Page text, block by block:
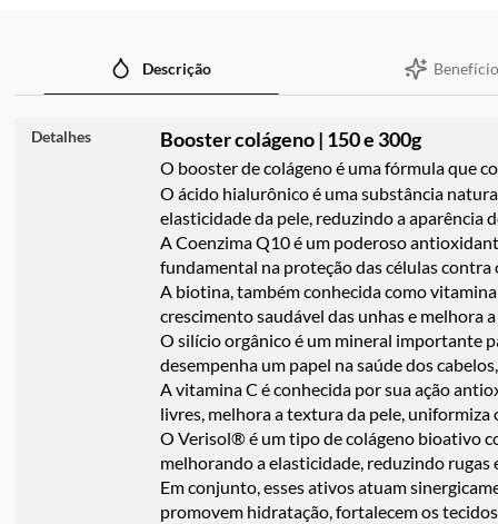
Descrição
Detalhes Booster colágeno | 150 e 300g
O booster de colágeno é uma fórmula que
O ácido hialurônico é uma substância
elasticidade da pele, reduzindo a aparência
A Coenzima Q10 é um poderoso
fundamental na proteção das células
A biotina, também conhecida como
crescimento saudável das unhas e melhora
O silício orgânico é um mineral importante
desempenha um papel na saúde dos
A vitamina C é conhecida por sua ação
livres, melhora a textura da pele,
O Verisol® é um tipo de colágeno bioativo
melhorando a elasticidade, reduzindo rugas
Em conjunto, esses ativos atuam
promovem hidratação, fortalecem os